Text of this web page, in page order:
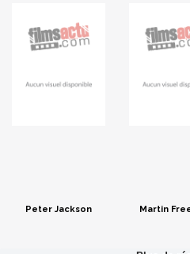
Peter Jackson Martin